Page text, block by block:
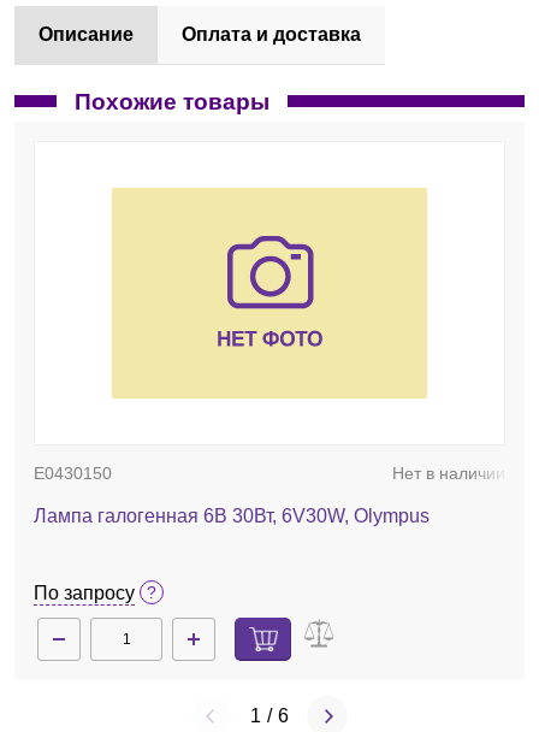
Описание Оплата и доставка
Похожие товары
E0430150 Нет в наличии
Лампа галогенная 6В 30Вт, 6V30W, Olympus
По запросу
1 / 6